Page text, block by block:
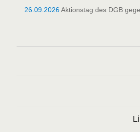
26.09.2026Aktionstag des DGB